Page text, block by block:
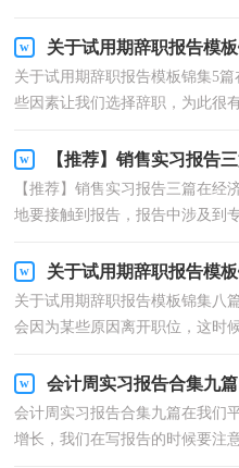
关于试用期辞职报告模
关于试用期辞职报告模板锦集5
些因素让我们选择辞职，为此很
【推荐】销售实习报告
【推荐】销售实习报告三篇在
地要接触到报告，报告中涉及到
关于试用期辞职报告模
关于试用期辞职报告模板锦集八
会因为某些原因离开职位，这时
会计周实习报告合集九篇
会计周实习报告合集九篇在我们
增长，我们在写报告的时候要注